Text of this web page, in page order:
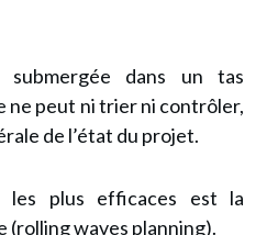
submergée dans un tas
ne peut ni trier ni contrôler,
de l’état du projet.
les plus efficaces est la
(rolling waves planning).